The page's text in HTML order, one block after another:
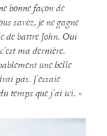
bonne façon de
savez, je ne gagne
de battre John. Oui
ma dernière.
une belle
pas. J’essaie
temps que j’ai ici. »